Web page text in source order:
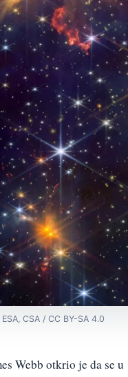
CSA / CC BY-SA 4.0
Webb otkrio je da se u